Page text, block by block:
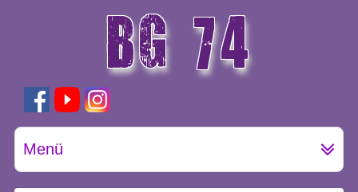
BG 74
GÖTTINGEN
Menü